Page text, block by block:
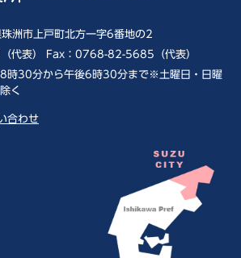
市上戸町北方一字6番地の2
代表） Fax：0768-82-5685（代表）
8時30分から午後6時30分まで※土曜日・日曜
く
合わせ